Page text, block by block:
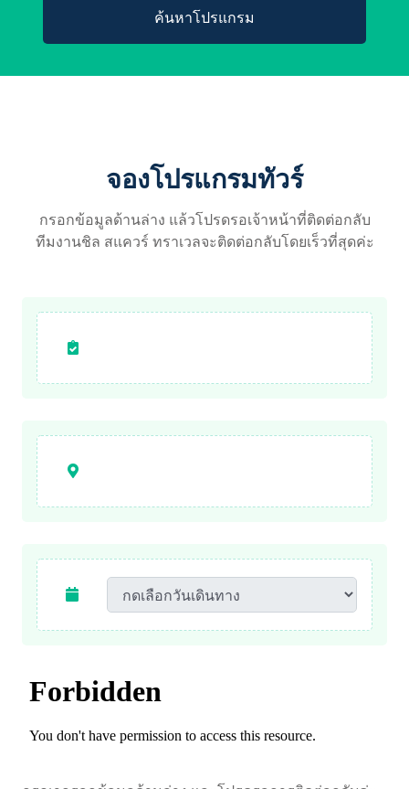
ค้นหาโปรแกรม
จองโปรแกรมทัวร์
กรอกข้อมูลด้านล่าง แล้วโปรดรอเจ้าหน้าที่ติดต่อกลับ
ทีมงานชิล สแควร์ ทราเวลจะติดต่อกลับโดยเร็วที่สุดค่ะ